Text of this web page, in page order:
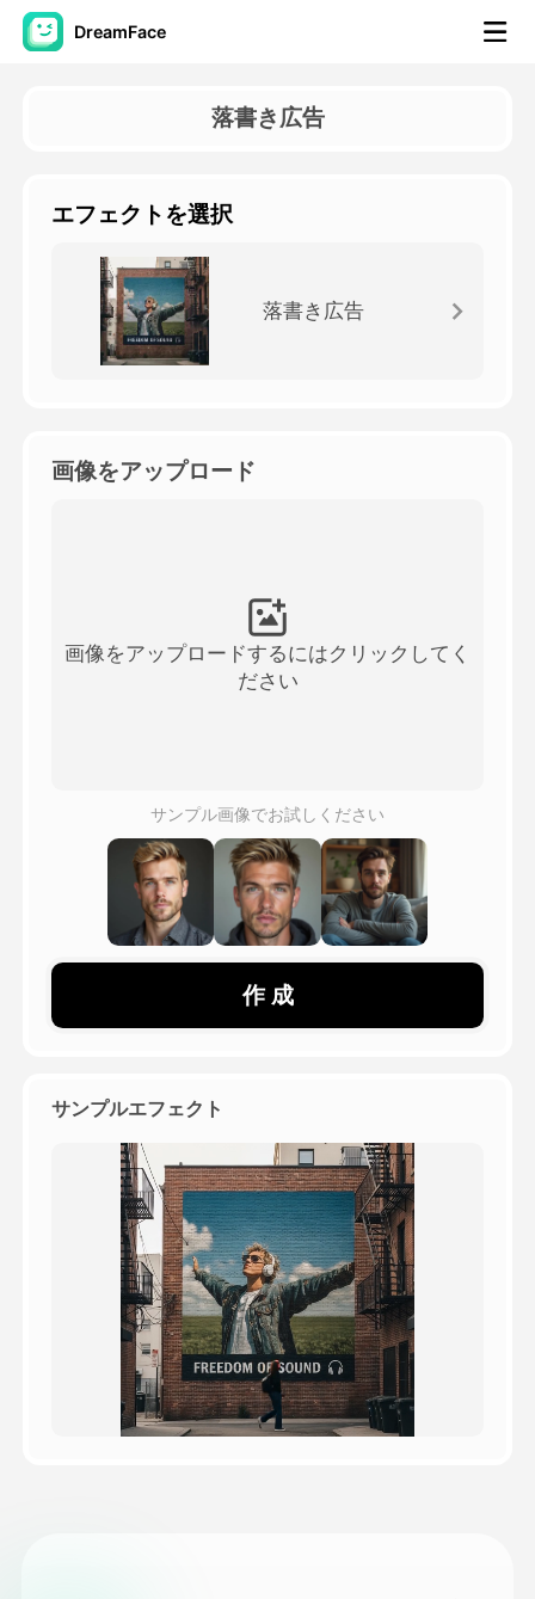
DreamFace
製品ニュース製品案内会社案内
人工知能の写真
その他のツール
製品ニュース製品案内会社案内
すべてのテンプレートを見る
ギャラリー
ブログ
落書き広告
エフェクトを選択
落書き広告
画像をアップロード
画像をアップロードするにはクリックしてく
ださい
サンプル画像でお試しください
作 成
サンプルエフェクト